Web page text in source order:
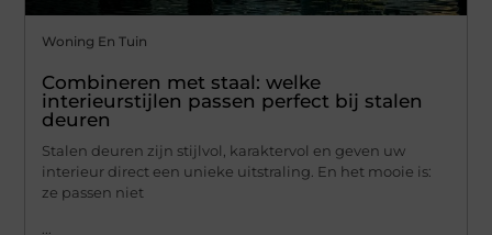
Woning En Tuin
Combineren met staal: welke
interieurstijlen passen perfect bij stalen
deuren
Stalen deuren zijn stijlvol, karaktervol en geven uw
interieur direct een unieke uitstraling. En het mooie is:
ze passen niet